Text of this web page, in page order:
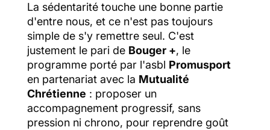
La sédentarité touche une bonne partie
d'entre nous, et ce n'est pas toujours
simple de s'y remettre seul. C'est
justement le pari de Bouger +, le
programme porté par l'asbl Promusport
en partenariat avec la Mutualité
Chrétienne : proposer un
accompagnement progressif, sans
pression ni chrono, pour reprendre goût